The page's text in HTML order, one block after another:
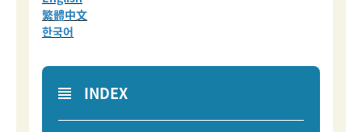
繁體中文
한국어
INDEX